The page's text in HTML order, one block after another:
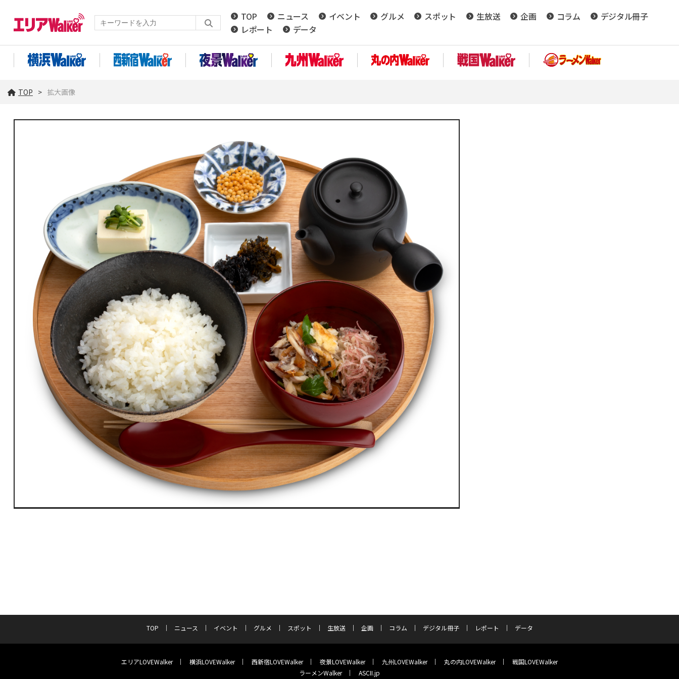
TOP ニュース イベント グルメ スポット 生放送 企画 コラム
デジタル冊子
レポート
データ
TOP 拡大画像
TOP ニュース イベント グルメ スポット 生放送 企画 コラム デジタル冊子 レポート データ
エリアLOVEWalker 横浜LOVEWalker 西新宿LOVEWalker 夜景LOVEWalker 九州LOVEWalker 丸の内LOVEWalker
戦国LOVEWalker
ラーメンWalker
ASCII.jp